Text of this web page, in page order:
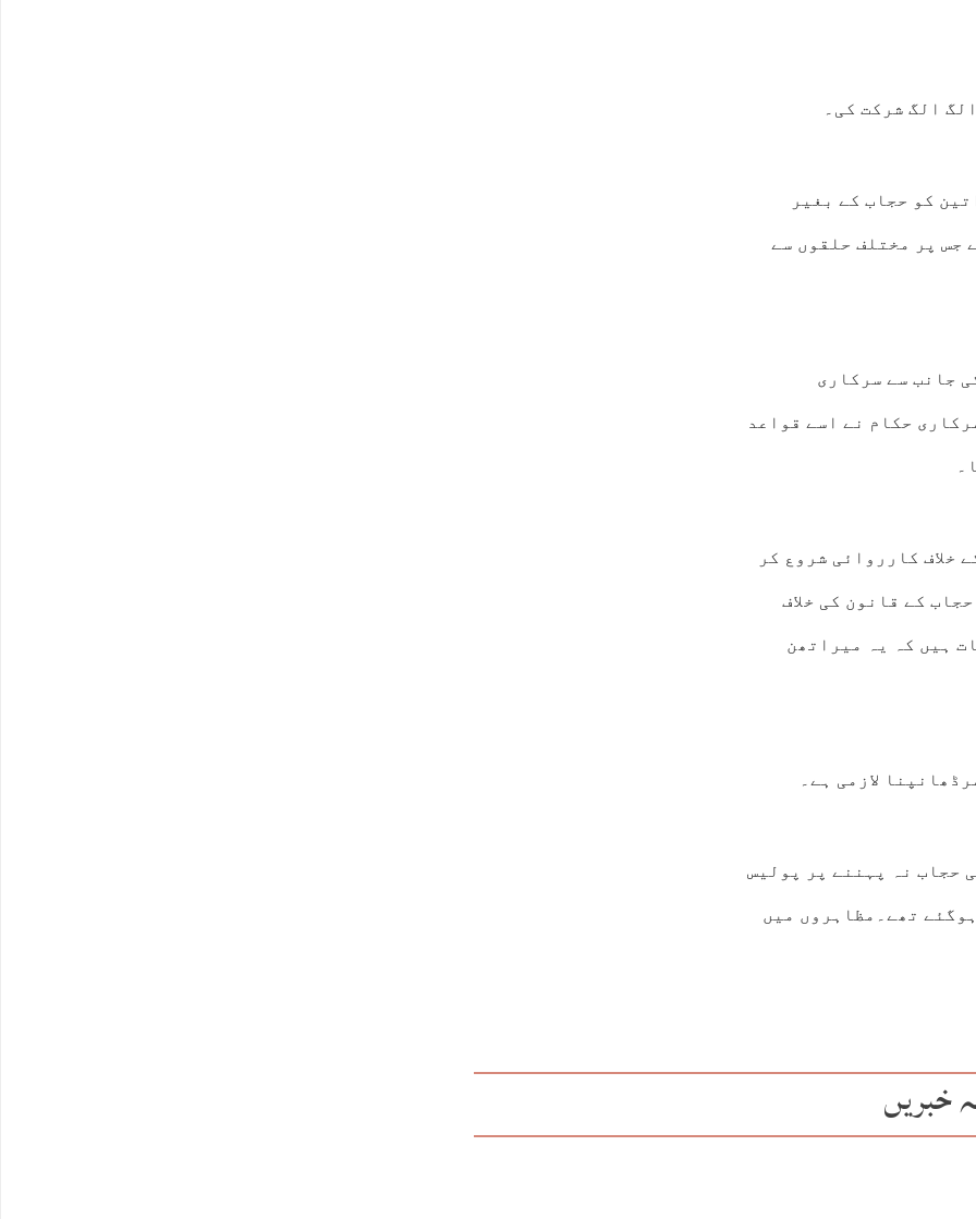
کو حجاب کے بغیر
جس پر مختلف حلقوں سے
جانب سے سرکاری
حکام نے اسے قواعد
خلاف کارروائی شروع کر
کے قانون کی خلاف
ہیں کہ یہ میراتھن
لازمی ہے۔
لڑکی کی حجاب نہ پہننے پر پولیس
تھے۔مظاہروں میں
خبریں